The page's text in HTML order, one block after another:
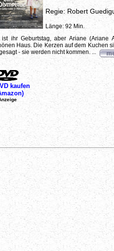
Regie: Robert
Länge: 92 Min.
ist ihr Geburtstag, aber Ariane (Ariane
Haus. Die Kerzen auf dem Kuchen
- sie werden nicht kommen. ...
kaufen